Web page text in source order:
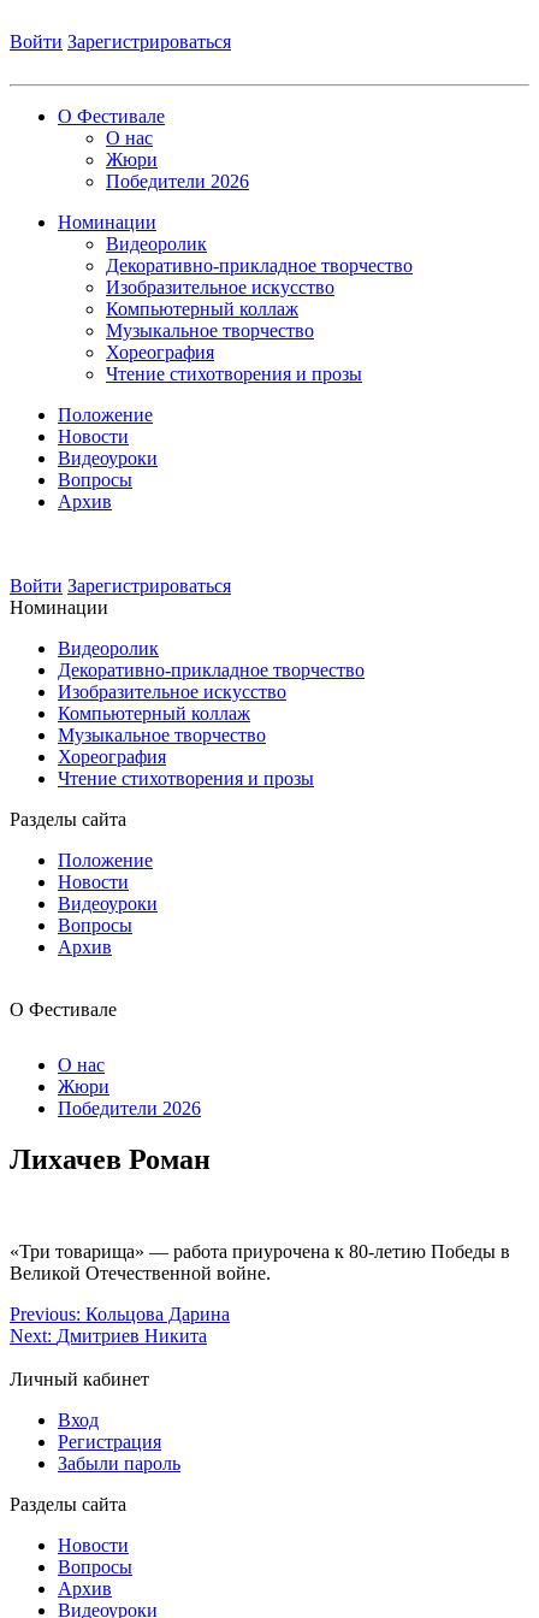
Войти Зарегистрироваться
О Фестивале
О нас
Жюри
Победители 2026
Номинации
Видеоролик
Декоративно-прикладное творчество
Изобразительное искусство
Компьютерный коллаж
Музыкальное творчество
Хореография
Чтение стихотворения и прозы
Положение
Новости
Видеоуроки
Вопросы
Архив
Войти Зарегистрироваться
Номинации
Видеоролик
Декоративно-прикладное творчество
Изобразительное искусство
Компьютерный коллаж
Музыкальное творчество
Хореография
Чтение стихотворения и прозы
Разделы сайта
Положение
Новости
Видеоуроки
Вопросы
Архив
О Фестивале
О нас
Жюри
Победители 2026
Лихачев Роман
«Три товарища» — работа приурочена к 80-летию Победы в
Великой Отечественной войне.
Previous: Кольцова Дарина
Next: Дмитриев Никита
Личный кабинет
Вход
Регистрация
Забыли пароль
Разделы сайта
Новости
Вопросы
Архив
Видеоуроки